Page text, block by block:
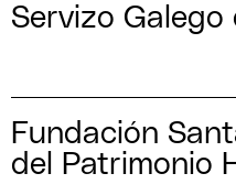
Servizo Galego
Fundación
del Patrimonio